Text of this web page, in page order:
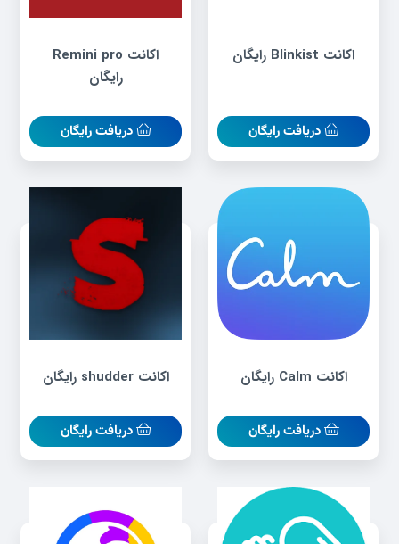
اکانت Blinkist رایگان
دریافت رایگان
اکانت Remini pro
رایگان
دریافت رایگان
اکانت Calm رایگان
دریافت رایگان
اکانت shudder رایگان
دریافت رایگان